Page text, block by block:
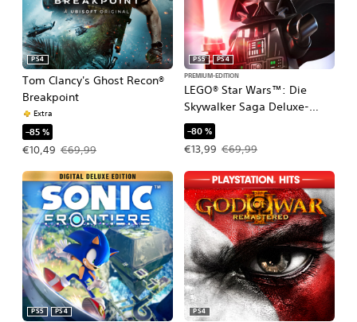
Tom Clancy's Ghost Recon®
Breakpoint
PS4
Extra
–85 %
€10,49
Angebotspreis: €10,49 Ursprünglicher Preis: €69,99
€69,99
LEGO® Star Wars™: Die
Skywalker Saga Deluxe-
Edition PS4 & PS5
PS5
PS4
PREMIUM-EDITION
–80 %
€13,99
Angebotspreis: €13,99
€69,99
PS5
PS4
PS4